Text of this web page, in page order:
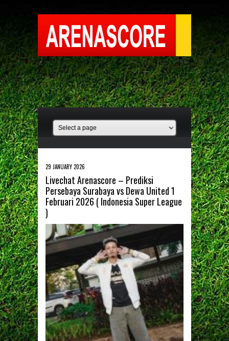
29 JANUARY 2026
Livechat Arenascore – Prediksi
Persebaya Surabaya vs Dewa United 1
Februari 2026 ( Indonesia Super League
)